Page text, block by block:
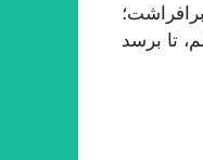
تا برسد